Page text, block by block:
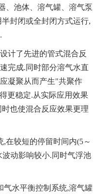
、池体、溶气罐、溶气泵
封闭或全封闭方式运行,
计了先进的管式混合反
完成.同时部分溶气水直
凝聚从而产生"共聚作
更稳定.从实际应用效果
也使混合反应效果更理
在较短的停留时间内(5～
波动影响较小.同时气浮池
气水平衡控制系统,溶气罐